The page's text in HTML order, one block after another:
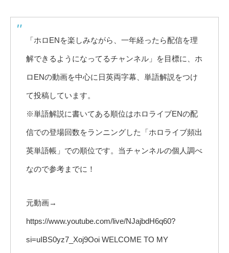
「ホロENを楽しみながら、一年経ったら配信を理
解できるようになってるチャンネル」を目標に、ホ
ロENの動画を中心に日英両字幕、単語解説をつけ
て投稿しています。
※単語解説に書いてある順位はホロライブENの配
信での登場回数をランニングした「ホロライブ頻出
英単語帳」での順位です。当チャンネルの個人調べ
なので参考までに！
元動画→
https://www.youtube.com/live/NJajbdH6q60?
si=uIBS0yz7_Xoj9Ooi WELCOME TO MY